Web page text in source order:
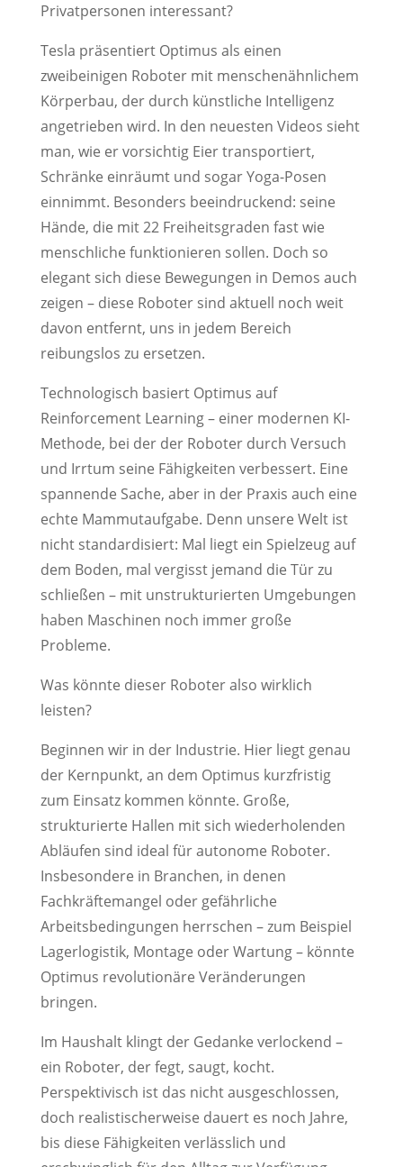
Privatpersonen interessant?
Tesla präsentiert Optimus als einen
zweibeinigen Roboter mit menschenähnlichem
Körperbau, der durch künstliche Intelligenz
angetrieben wird. In den neuesten Videos sieht
man, wie er vorsichtig Eier transportiert,
Schränke einräumt und sogar Yoga-Posen
einnimmt. Besonders beeindruckend: seine
Hände, die mit 22 Freiheitsgraden fast wie
menschliche funktionieren sollen. Doch so
elegant sich diese Bewegungen in Demos auch
zeigen – diese Roboter sind aktuell noch weit
davon entfernt, uns in jedem Bereich
reibungslos zu ersetzen.
Technologisch basiert Optimus auf
Reinforcement Learning – einer modernen KI-
Methode, bei der der Roboter durch Versuch
und Irrtum seine Fähigkeiten verbessert. Eine
spannende Sache, aber in der Praxis auch eine
echte Mammutaufgabe. Denn unsere Welt ist
nicht standardisiert: Mal liegt ein Spielzeug auf
dem Boden, mal vergisst jemand die Tür zu
schließen – mit unstrukturierten Umgebungen
haben Maschinen noch immer große
Probleme.
Was könnte dieser Roboter also wirklich
leisten?
Beginnen wir in der Industrie. Hier liegt genau
der Kernpunkt, an dem Optimus kurzfristig
zum Einsatz kommen könnte. Große,
strukturierte Hallen mit sich wiederholenden
Abläufen sind ideal für autonome Roboter.
Insbesondere in Branchen, in denen
Fachkräftemangel oder gefährliche
Arbeitsbedingungen herrschen – zum Beispiel
Lagerlogistik, Montage oder Wartung – könnte
Optimus revolutionäre Veränderungen
bringen.
Im Haushalt klingt der Gedanke verlockend –
ein Roboter, der fegt, saugt, kocht.
Perspektivisch ist das nicht ausgeschlossen,
doch realistischerweise dauert es noch Jahre,
bis diese Fähigkeiten verlässlich und